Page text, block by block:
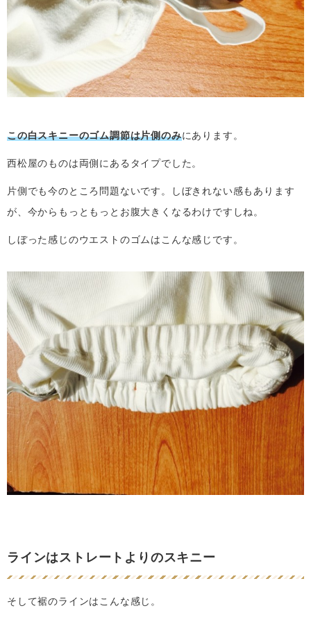
この白スキニーのゴム調節は片側のみにあります。
西松屋のものは両側にあるタイプでした。
片側でも今のところ問題ないです。しぼきれない感もあります
が、今からもっともっとお腹大きくなるわけですしね。
しぼった感じのウエストのゴムはこんな感じです。
ラインはストレートよりのスキニー
そして裾のラインはこんな感じ。